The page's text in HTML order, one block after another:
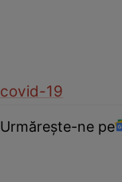
covid-19
Urmărește-ne pe